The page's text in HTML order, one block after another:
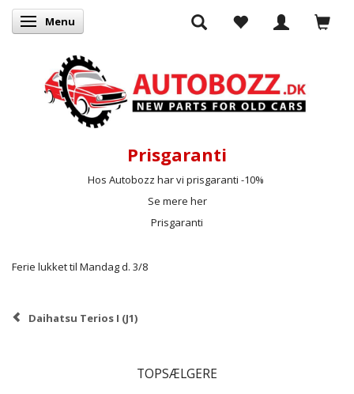
Skifte navigation
Menu
Prisgaranti
Hos Autobozz har vi prisgaranti -10%
Se mere her
Prisgaranti
Ferie lukket til Mandag d. 3/8
Daihatsu Terios I (J1)
TOPSÆLGERE